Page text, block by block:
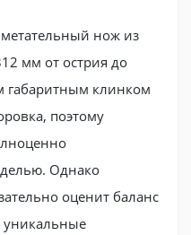
нож из
мм от острия до
габаритным клинком
поэтому
Однако
оценит баланс
уникальные